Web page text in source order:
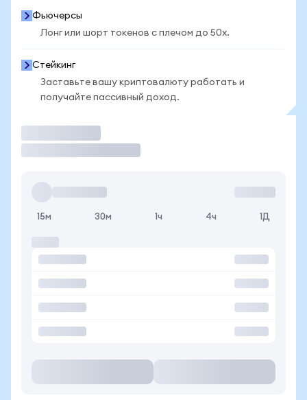
Фьючерсы
Лонг или шорт токенов с плечом до 50x.
Стейкинг
Заставьте вашу криптовалюту работать и
получайте пассивный доход.
15м 30м 1ч 4ч 1Д